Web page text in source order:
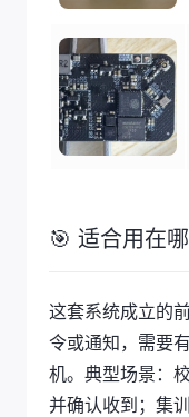
🎯 适合用在
这套系统成立的
令或通知，需要
机。典型场景：
并确认收到；集